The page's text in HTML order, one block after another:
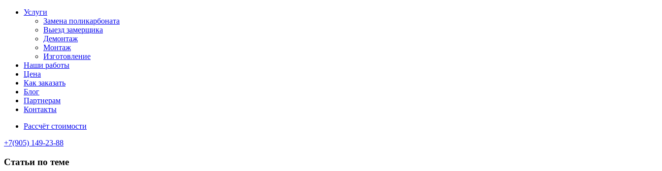
Услуги
Замена поликарбоната
Выезд замерщика
Демонтаж
Монтаж
Изготовление
Наши работы
Цена
Как заказать
Блог
Партнерам
Контакты
Рассчёт стоимости
+7(905) 149-23-88
Статьи по теме